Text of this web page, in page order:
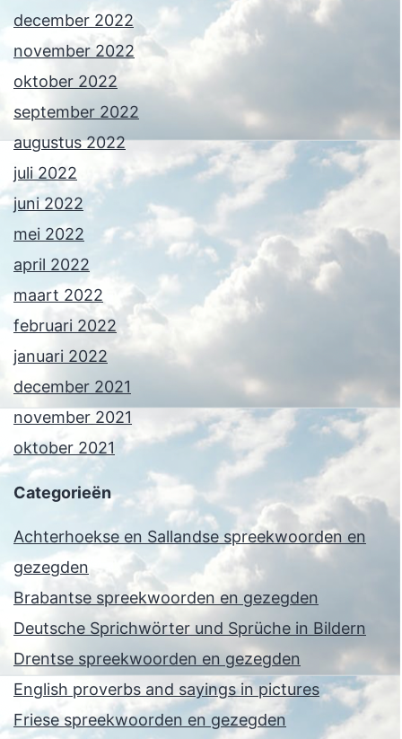
december 2022
november 2022
oktober 2022
september 2022
augustus 2022
juli 2022
juni 2022
mei 2022
april 2022
maart 2022
februari 2022
januari 2022
december 2021
november 2021
oktober 2021
Categorieën
Achterhoekse en Sallandse spreekwoorden en
gezegden
Brabantse spreekwoorden en gezegden
Deutsche Sprichwörter und Sprüche in Bildern
Drentse spreekwoorden en gezegden
English proverbs and sayings in pictures
Friese spreekwoorden en gezegden